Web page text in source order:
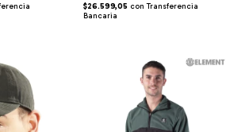
$26.599,05 con Transferencia
Bancaria